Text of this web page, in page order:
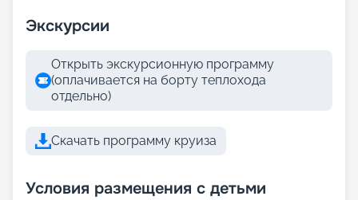
Экскурсии
Открыть экскурсионную программу
(оплачивается на борту теплохода
отдельно)
Скачать программу круиза
Условия размещения с детьми